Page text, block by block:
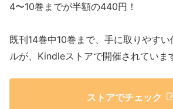
4〜10巻までが半額の440円！
既刊14巻中10巻まで、手に取りやす
ルが、Kindleストアで開催されていま
ストアでチェック